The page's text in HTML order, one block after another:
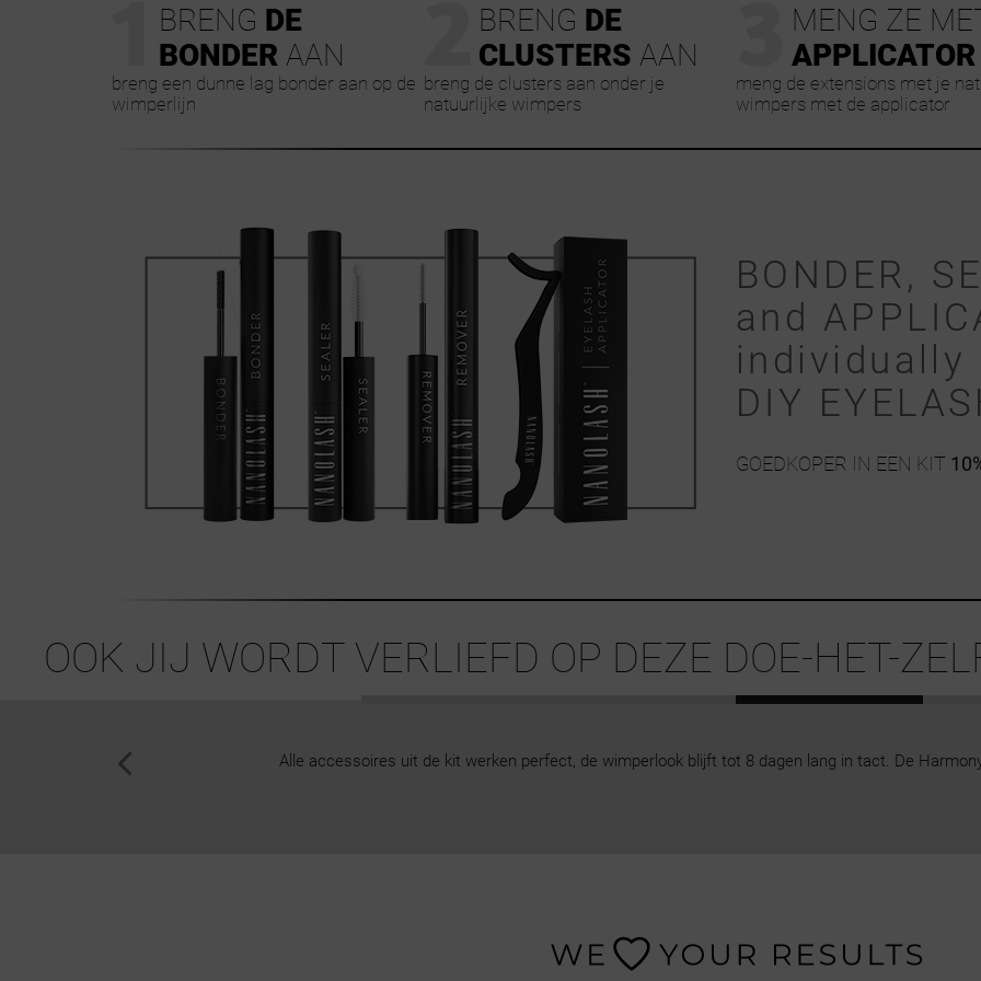
BRENG DE
BONDER AAN
breng een dunne lag bonder aan op de
wimperlijn
BRENG DE
CLUSTERS AAN
breng de clusters aan onder je
natuurlijke wimpers
MENG ZE
APPLICATOR
meng de extensions met je
wimpers met de applicator
BONDER,
and
DIY
GOEDKOPER IN EEN KIT
OOK JIJ WORDT VERLIEFD OP DEZE DOE-HET-
zijn prachtig!
Alles werkt geweldig, de wimpers zien er mooi uit en gaan lang mee. Na het verwijderen van de